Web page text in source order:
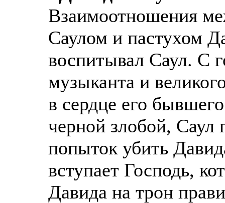
Взаимоотношения
Саулом и пастухом
воспитывал Саул. С
музыканта и
в сердце его
черной злобой, Саул
попыток убить
вступает Господь,
Давида на трон